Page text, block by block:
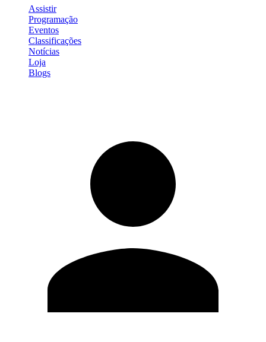
Assistir
Programação
Eventos
Classificações
Notícias
Loja
Blogs